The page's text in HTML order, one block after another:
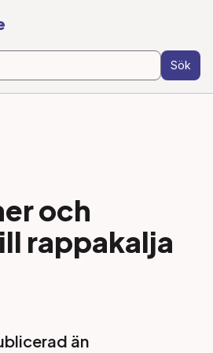
Sök
och
rappakalja
än